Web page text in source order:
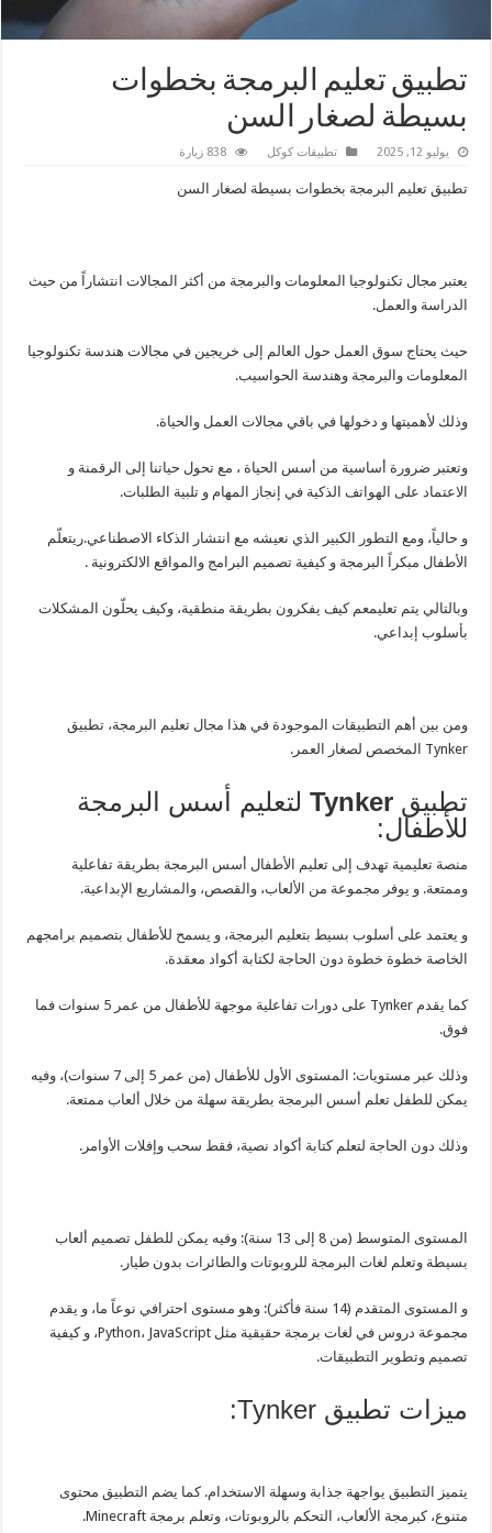
تطبيق تعليم البرمجة بخطوات
بسيطة لصغار السن
يوليو 12, 2025 تطبيقات كوكل 838 زيارة
تطبيق تعليم البرمجة بخطوات بسيطة لصغار السن
يعتبر مجال تكنولوجيا المعلومات والبرمجة من أكثر المجالات انتشاراً من حيث
الدراسة والعمل.
حيث يحتاج سوق العمل حول العالم إلى خريجين في مجالات هندسة تكنولوجيا
المعلومات والبرمجة وهندسة الحواسيب.
وذلك لأهميتها و دخولها في باقي مجالات العمل والحياة.
وتعتبر ضرورة أساسية من أسس الحياة ، مع تحول حياتنا إلى الرقمنة و
الاعتماد على الهواتف الذكية في إنجاز المهام و تلبية الطلبات.
و حالياً، ومع التطور الكبير الذي نعيشه مع انتشار الذكاء الاصطناعي.ريتعلّم
الأطفال مبكراً البرمجة و كيفية تصميم البرامج والمواقع الالكترونية .
وبالتالي يتم تعليمعم كيف يفكرون بطريقة منطقية، وكيف يحلّون المشكلات
بأسلوب إبداعي.
ومن بين أهم التطبيقات الموجودة في هذا مجال تعليم البرمجة، تطبيق
Tynker المخصص لصغار العمر.
تطبيقTynker لتعليم أسس البرمجة
للأطفال:
منصة تعليمية تهدف إلى تعليم الأطفال أسس البرمجة بطريقة تفاعلية
وممتعة. و يوفر مجموعة من الألعاب، والقصص، والمشاريع الإبداعية.
و يعتمد على أسلوب بسيط بتعليم البرمجة، و يسمح للأطفال بتصميم برامجهم
الخاصة خطوة خطوة دون الحاجة لكتابة أكواد معقدة.
كما يقدم Tynker على دورات تفاعلية موجهة للأطفال من عمر 5 سنوات فما
فوق.
وذلك عبر مستويات: المستوى الأول للأطفال (من عمر 5 إلى 7 سنوات)، وفيه
يمكن للطفل تعلم أسس البرمجة بطريقة سهلة من خلال ألعاب ممتعة.
وذلك دون الحاجة لتعلم كتابة أكواد نصية، فقط سحب وإفلات الأوامر.
المستوى المتوسط (من 8 إلى 13 سنة): وفيه يمكن للطفل تصميم ألعاب
بسيطة وتعلم لغات البرمجة للروبوتات والطائرات بدون طيار.
و المستوى المتقدم (14 سنة فأكثر): وهو مستوى احترافي نوعاً ما، و يقدم
مجموعة دروس في لغات برمجة حقيقية مثل Python، JavaScript، و كيفية
تصميم وتطوير التطبيقات.
ميزات تطبيق Tynker:
يتميز التطبيق يواجهة جذابة وسهلة الاستخدام. كما يضم التطبيق محتوى
متنوع، كبرمجة الألعاب، التحكم بالروبوتات، وتعلم برمجة Minecraft.